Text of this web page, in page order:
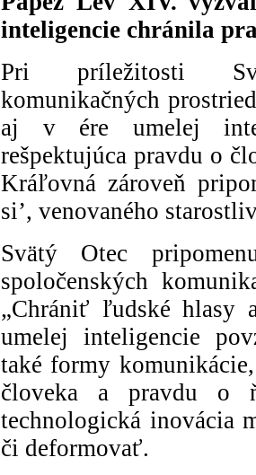
inteligencie chránila
Pri príležitosti
komunikačných
aj v ére umelej
rešpektujúca pravdu o
Kráľovná zároveň
si’, venovaného
Svätý Otec
spoločenských
„Chrániť ľudské hlasy
umelej inteligencie
také formy
človeka a pravdu o
technologická inovácia
či deformovať.